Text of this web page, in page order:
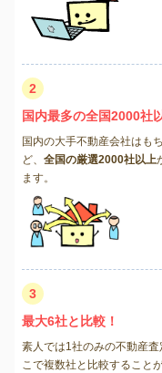
2
国内最多の全国2000社
国内の大手不動産会社はも
ど、 全国の厳選2000社以上
ます。
3
最大6社と比較！
素人では1社のみの不動産
こで複数社と比較すること